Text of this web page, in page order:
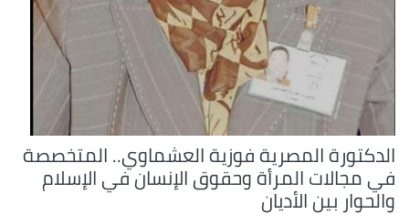
الدكتورة المصرية فوزية العشماوي.. المتخصصة
في مجالات المرأة وحقوق الإنسان في الإسلام
والحوار بين الأديان